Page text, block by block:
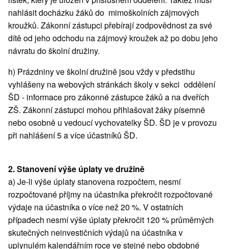
nahlásit docházku žáků do mimoškolních zájmových
kroužků. Zákonní zástupci přebírají zodpovědnost za své
dítě od jeho odchodu na zájmový kroužek až po dobu jeho
návratu do školní družiny.
h) Prázdniny ve školní družině jsou vždy v předstihu
vyhlášeny na webových stránkách školy v sekci oddělení
ŠD - informace pro zákonné zástupce žáků a na dveřích
ZŠ. Zákonní zástupci mohou přihlašovat žáky písemně
nebo osobně u vedoucí vychovatelky ŠD. ŠD je v provozu
při nahlášení 5 a více účastníků ŠD.
2. Stanovení výše úplaty ve družině
a) Je-li výše úplaty stanovena rozpočtem, nesmí
rozpočtované příjmy na účastníka překročit rozpočtované
výdaje na účastníka o více než 20 %. V ostatních
případech nesmí výše úplaty překročit 120 % průměrných
skutečných neinvestičních výdajů na účastníka v
uplynulém kalendářním roce ve stejné nebo obdobné